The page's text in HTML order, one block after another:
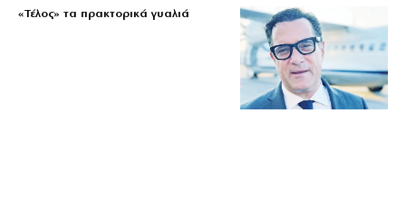
«Τέλος» τα πρακτορικά γυαλιά